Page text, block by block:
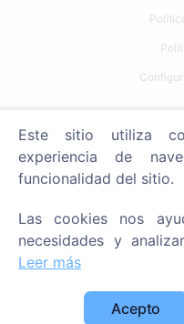
SIA
Este sitio utiliza
experiencia de
funcionalidad del sitio.
Las cookies nos
necesidades y
Leer más
Acepto